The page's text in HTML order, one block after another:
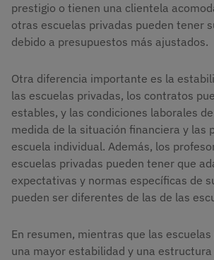
prestigio o tienen una clientela
otras escuelas privadas pueden tener
debido a presupuestos más ajustados.
Otra diferencia importante es la
las escuelas privadas, los contratos
estables, y las condiciones laborales
medida de la situación financiera y las
escuela individual. Además, los
escuelas privadas pueden tener que
expectativas y normas específicas de
pueden ser diferentes de las de las
En resumen, mientras que las
una mayor estabilidad y una